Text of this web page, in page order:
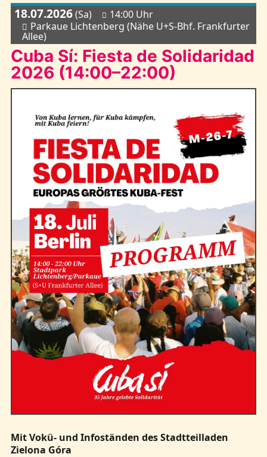
18.07.2026(Sa)
14:00 Uhr
Parkaue Lichtenberg (Nähe U+S-Bhf. Frankfurter
Allee)
Cuba Sí: Fiesta de Solidaridad
2026 (14:00–22:00)
Mit Vokü- und Infoständen des Stadtteilladen
Zielona Góra